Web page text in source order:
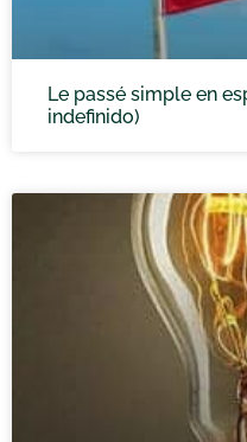
Le passé simple en
indefinido)